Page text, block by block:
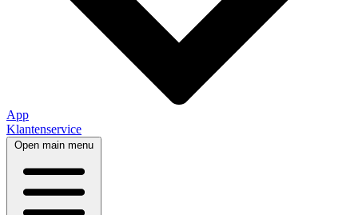
App
Klantenservice
Open main menu